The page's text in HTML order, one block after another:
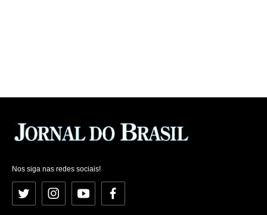
Nos siga nas redes sociais!
Twitter InstagramYouTubeFacebook